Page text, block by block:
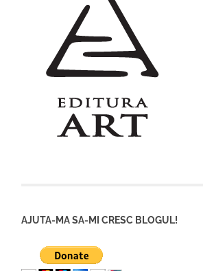
AJUTA-MA SA-MI CRESC BLOGUL!